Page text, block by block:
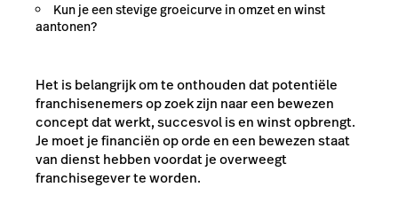
Kun je een stevige groeicurve in omzet en winst
aantonen?
Het is belangrijk om te onthouden dat potentiële
franchisenemers op zoek zijn naar een bewezen
concept dat werkt, succesvol is en winst opbrengt.
Je moet je financiën op orde en een bewezen staat
van dienst hebben voordat je overweegt
franchisegever te worden.